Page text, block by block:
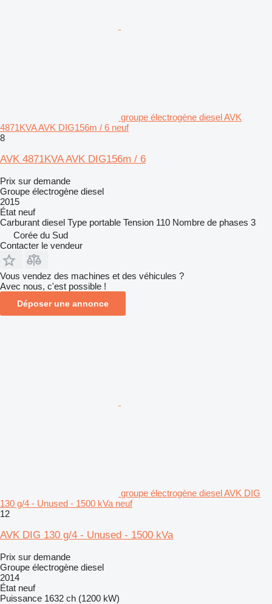
groupe électrogène diesel AVK
4871KVA AVK DIG156m / 6 neuf
8
AVK 4871KVA AVK DIG156m / 6
Prix sur demande
Groupe électrogène diesel
2015
État neuf
Carburant diesel Type portable Tension 110 Nombre de phases 3
Corée du Sud
Contacter le vendeur
Vous vendez des machines et des véhicules ?
Avec nous, c'est possible !
Déposer une annonce
groupe électrogène diesel AVK DIG
130 g/4 - Unused - 1500 kVa neuf
12
AVK DIG 130 g/4 - Unused - 1500 kVa
Prix sur demande
Groupe électrogène diesel
2014
État neuf
Puissance 1632 ch (1200 kW)